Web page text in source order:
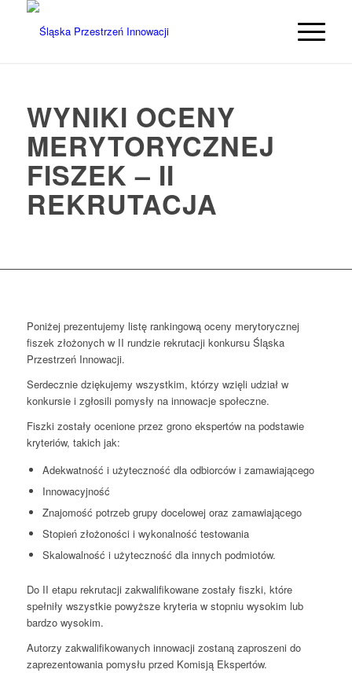
WYNIKI OCENY
MERYTORYCZNEJ
FISZEK – II
REKRUTACJA
Poniżej prezentujemy listę rankingową oceny merytorycznej
fiszek złożonych w II rundzie rekrutacji konkursu Śląska
Przestrzeń Innowacji.
Serdecznie dziękujemy wszystkim, którzy wzięli udział w
konkursie i zgłosili pomysły na innowacje społeczne.
Fiszki zostały ocenione przez grono ekspertów na podstawie
kryteriów, takich jak:
Adekwatność i użyteczność dla odbiorców i zamawiającego
Innowacyjność
Znajomość potrzeb grupy docelowej oraz zamawiającego
Stopień złożoności i wykonalność testowania
Skalowalność i użyteczność dla innych podmiotów.
Do II etapu rekrutacji zakwalifikowane zostały fiszki, które
spełniły wszystkie powyższe kryteria w stopniu wysokim lub
bardzo wysokim.
Autorzy zakwalifikowanych innowacji zostaną zaproszeni do
zaprezentowania pomysłu przed Komisją Ekspertów.